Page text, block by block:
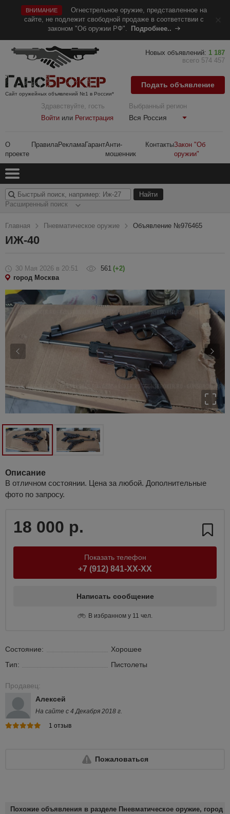
ВНИМАНИЕ
Огнестрельное оружие, представленное на
сайте, не подлежит свободной продаже в соответствии с
законом "Об оружии РФ".
Подробнее..
Сайт оружейных объявлений №1 в России*
Здравствуйте, гость
Войти или Регистрация
Выбранный регион
Вся Россия
О
проекте
ПравилаРекламаГарантАнти-
мошенник
КонтактыЗакон "Об
оружии"
Новых объявлений: 1 187
всего 574 457
Подать объявление
Расширенный поиск
Главная Пневматическое оружие Объявление №976465
ИЖ-40
30 Мая 2026 в 20:51 561 (+2)
город Москва
Описание
В отличном состоянии. Цена за любой. Дополнительные
фото по запросу.
18 000 р.
Показать телефон
+7 (912) 841-XX-XX
Написать сообщение
В избранном у 11 чел.
Состояние:
Хорошее
Тип:
Пистолеты
Продавец:
Алексей
На сайте с 4 Декабря 2018 г.
1 отзыв
Пожаловаться
Похожие объявления в разделе Пневматическое оружие, город